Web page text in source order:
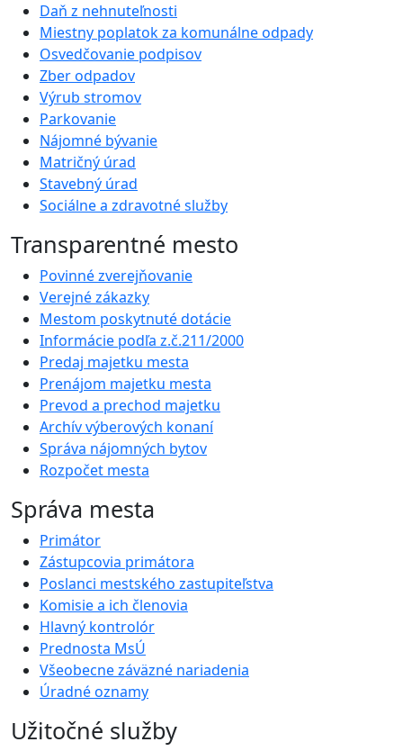
Daň z nehnuteľnosti
Miestny poplatok za komunálne odpady
Osvedčovanie podpisov
Zber odpadov
Výrub stromov
Parkovanie
Nájomné bývanie
Matričný úrad
Stavebný úrad
Sociálne a zdravotné služby
Transparentné mesto
Povinné zverejňovanie
Verejné zákazky
Mestom poskytnuté dotácie
Informácie podľa z.č.211/2000
Predaj majetku mesta
Prenájom majetku mesta
Prevod a prechod majetku
Archív výberových konaní
Správa nájomných bytov
Rozpočet mesta
Správa mesta
Primátor
Zástupcovia primátora
Poslanci mestského zastupiteľstva
Komisie a ich členovia
Hlavný kontrolór
Prednosta MsÚ
Všeobecne záväzné nariadenia
Úradné oznamy
Užitočné služby